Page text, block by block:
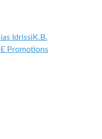
Idrissi K.B.
Promotions